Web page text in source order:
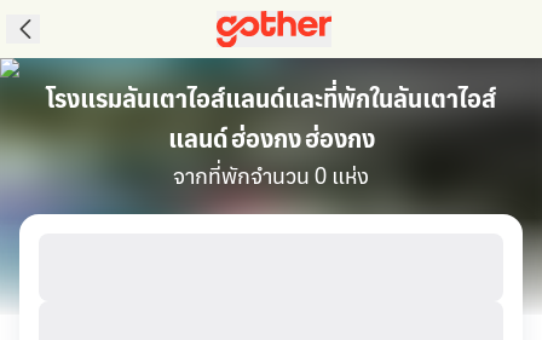
โรงแรมลันเตาไอส์แลนด์และที่พักในลันเตาไอส์
แลนด์ ฮ่องกง ฮ่องกง
จากที่พักจำนวน 0 แห่ง